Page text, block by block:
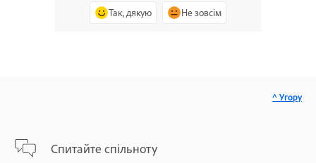
Так, дякую Не зовсім
Спитайте спільноту
^ Угору